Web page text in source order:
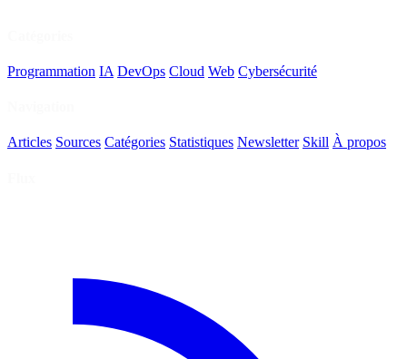
Programmation IA DevOps Cloud Web Cybersécurité
Articles Sources Catégories Statistiques Newsletter Skill À propos